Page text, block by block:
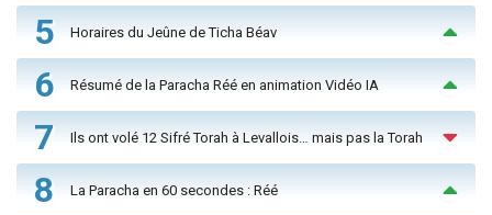
5 Horaires du Jeûne de Ticha Béav
6 Résumé de la Paracha Réé en animation Vidéo IA
7 Ils ont volé 12 Sifré Torah à Levallois… mais pas la Torah
8 La Paracha en 60 secondes : Réé